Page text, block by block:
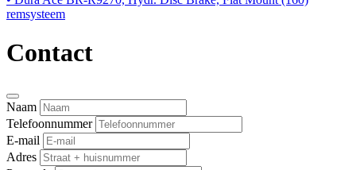
remsysteem
Contact
Naam
Telefoonnummer
E-mail
Adres